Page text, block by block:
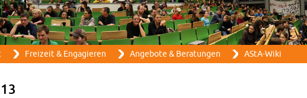
Direkt zum Inhalt
Frei­zeit & En­ga­gie­ren An­ge­bo­te & Be­ra­tun­gen AStA-Wi­ki